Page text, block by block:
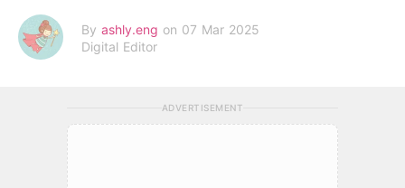
By ashly.eng on 07 Mar 2025
Digital Editor
ADVERTISEMENT